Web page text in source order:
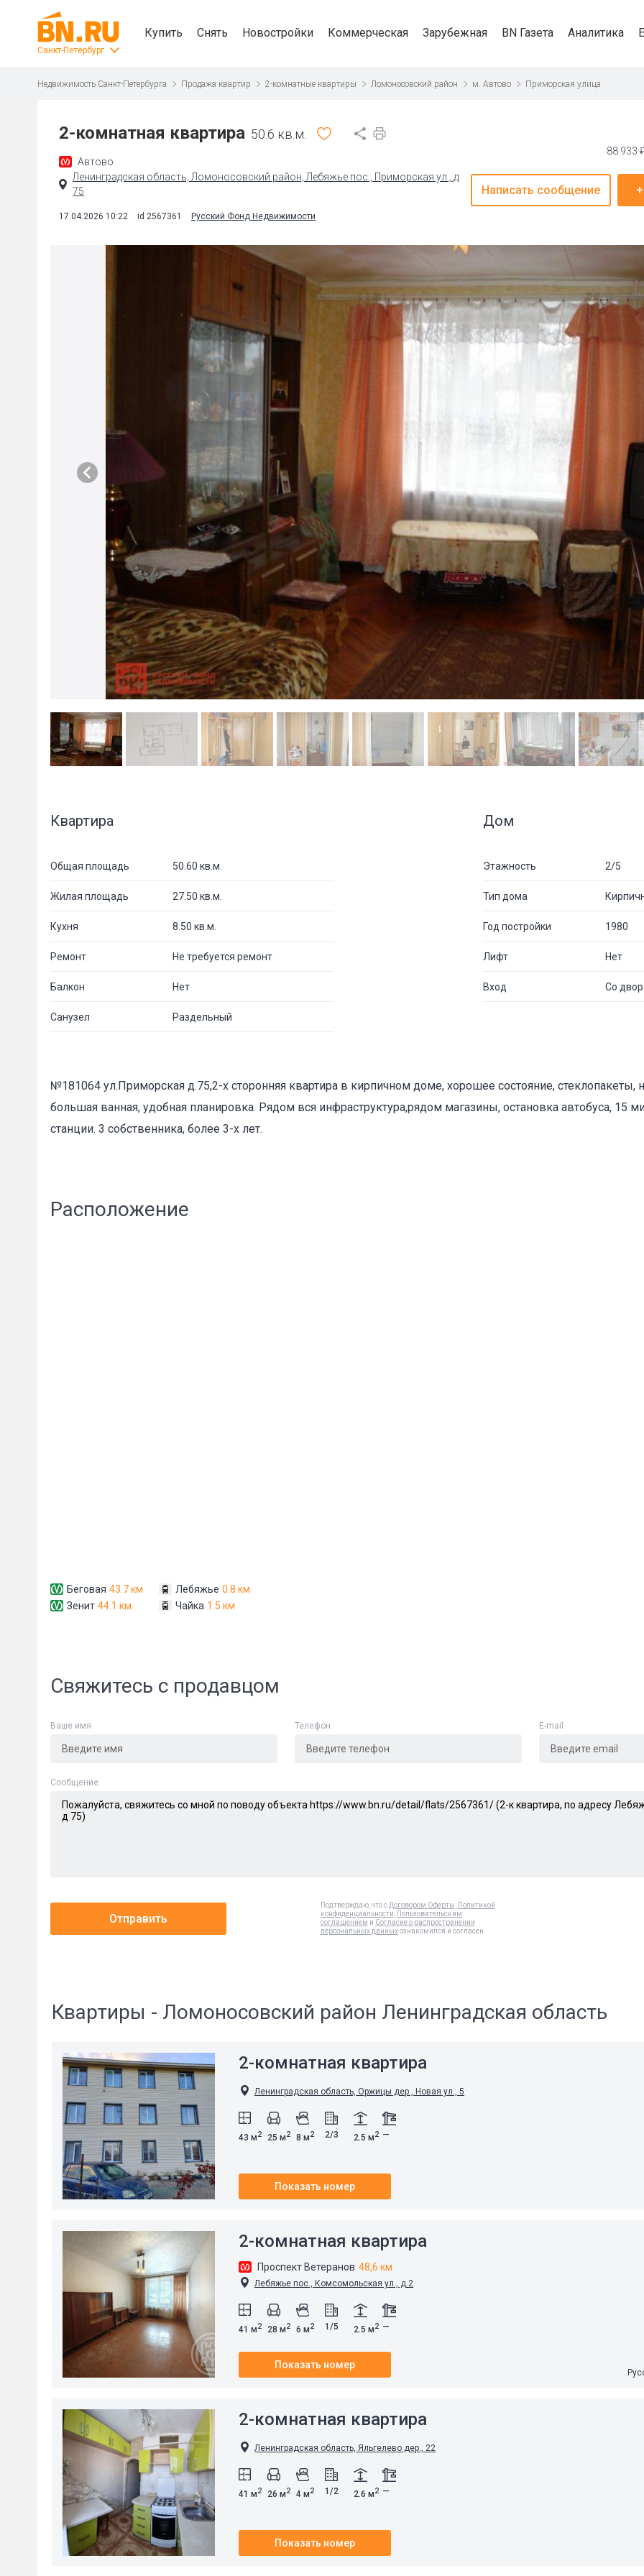
Санкт-Петербург
Купить Снять Новостройки Коммерческая Зарубежная BN Газета Аналитика
Недвижимость Санкт-Петербурга Продажа квартир 2-комнатные квартиры Ломоносовский район м. Автово Приморская улица
2-комнатная квартира 50.6 кв.м.
Автово
Ленинградская область, Ломоносовский район, Лебяжье пос., Приморская ул., д
75
17.04.2026 10:22 id 2567361 Русский Фонд Недвижимости
88 933
Написать сообщение
Квартира
Общая площадь 50.60 кв.м.
Жилая площадь 27.50 кв.м.
Кухня 8.50 кв.м.
Ремонт Не требуется ремонт
Балкон Нет
Санузел Раздельный
Дом
Этажность 2/5
Тип дома
Год постройки 1980
Лифт Нет
Вход Со
№181064 ул.Приморская д.75,2-х сторонняя квартира в кирпичном доме, хорошее состояние, стеклопакеты,
большая ванная, удобная планировка. Рядом вся инфраструктура,рядом магазины, остановка автобуса,
станции. 3 собственника, более 3-х лет.
Расположение
Беговая 43.7 км
Зенит 44.1 км
Лебяжье 0.8 км
Чайка 1.5 км
Свяжитесь с продавцом
Ваше имя Телефон E-mail
Cообщение
Отправить
Подтверждаю, что с Договором Оферты
Политикой
конфиденциальности
Пользовательским
соглашением и Согласие о распространении
персональных данныхознакомился и согласен
Квартиры - Ломоносовский район Ленинградская область
2-комнатная квартира
Ленинградская область, Оржицы дер., Новая ул., 5
43 м2 25 м2 8 м2 2/3 2.5 м2 —
Показать номер
2-комнатная квартира
Проспект Ветеранов 48,6 км
Лебяжье пос., Комсомольская ул., д 2
41 м2 28 м2 6 м2 1/5 2.5 м2 —
Показать номер
2-комнатная квартира
Ленинградская область, Яльгелево дер., 22
41 м2 26 м2 4 м2 1/2 2.6 м2 —
Показать номер
Сообщение*
Отменить Отправить